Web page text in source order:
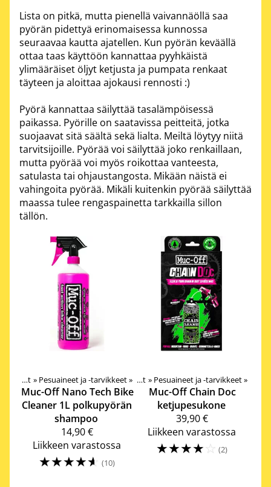
Lista on pitkä, mutta pienellä vaivannäöllä saa
pyörän pidettyä erinomaisessa kunnossa
seuraavaa kautta ajatellen. Kun pyörän keväällä
ottaa taas käyttöön kannattaa pyyhkäistä
ylimääräiset öljyt ketjusta ja pumpata renkaat
täyteen ja aloittaa ajokausi rennosti :)
Pyörä kannattaa säilyttää tasalämpöisessä
paikassa. Pyörille on saatavissa peitteitä, jotka
suojaavat sitä säältä sekä lialta. Meiltä löytyy niitä
tarvitsijoille. Pyörää voi säilyttää joko renkaillaan,
mutta pyörää voi myös roikottaa vanteesta,
satulasta tai ohjaustangosta. Mikään näistä ei
vahingoita pyörää. Mikäli kuitenkin pyörää säilyttää
maassa tulee rengaspainetta tarkkailla sillon
tällön.
Nesteet, pesutarvikkeet, rasvat ja öljyt ‪» Pesuaineet ja -tarvikkeet‪»
Muc-Off Nano Tech Bike
Cleaner 1L polkupyörän
shampoo
14,90 €
Liikkeen varastossa
☆☆☆☆☆ (10)
Nesteet, pesutarvikkeet, rasvat ja öljyt ‪» Pesuaineet ja -tarvikkeet‪»
Muc-Off Chain Doc
ketjupesukone
39,90 €
Liikkeen varastossa
☆☆☆☆☆ (2)